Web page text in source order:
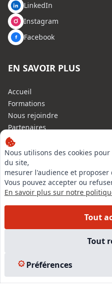
Nous utilisons des cookies
du site,
mesurer l'audience et
Vous pouvez accepter ou
En savoir plus sur notre
Tout
Tout
Préférences
LinkedIn
Instagram
Facebook
EN SAVOIR PLUS
Accueil
Formations
Nous rejoindre
Partenaires
Autres missions
Le C.N.E.
Membre IVSC
Logiciel
L’Expert
Tarifs
Experts Immobiliers par
Plan du site
© 2026 l-expertise CNE -